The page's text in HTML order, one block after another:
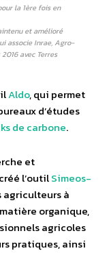
la 1ère fois en
et amélioré
associe Inrae, Agro-
avec Terres
Aldo, qui permet
d’études
de carbone.
et
l’outilSimeos-
agriculteurs à
organique,
agricoles
pratiques, ainsi